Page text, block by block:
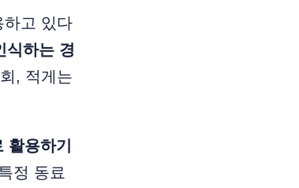
하고 있다
식하는 경
, 적게는
용하기
정 동료